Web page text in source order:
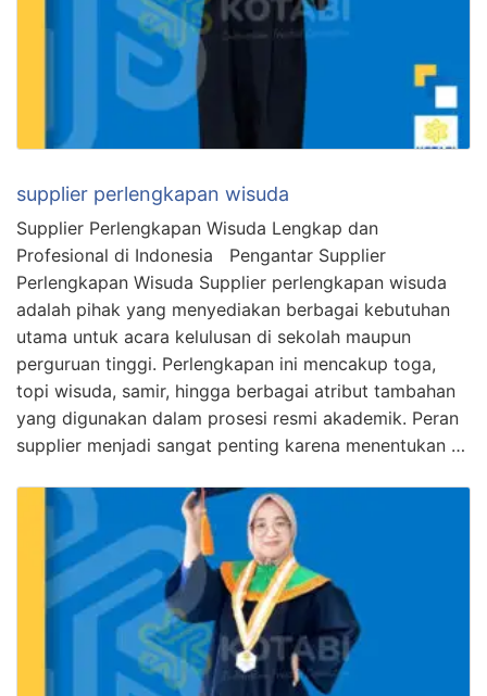
supplier perlengkapan wisuda
Supplier Perlengkapan Wisuda Lengkap dan
Profesional di Indonesia Pengantar Supplier
Perlengkapan Wisuda Supplier perlengkapan wisuda
adalah pihak yang menyediakan berbagai kebutuhan
utama untuk acara kelulusan di sekolah maupun
perguruan tinggi. Perlengkapan ini mencakup toga,
topi wisuda, samir, hingga berbagai atribut tambahan
yang digunakan dalam prosesi resmi akademik. Peran
supplier menjadi sangat penting karena menentukan …